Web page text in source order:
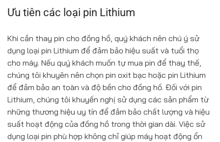
Ưu tiên các loại pin Lithium
Khi cần thay pin cho đồng hồ, quý khách nên chú ý sử
dụng loại pin Lithium để đảm bảo hiệu suất và tuổi thọ
cho máy. Nếu quý khách muốn tự mua pin để thay thế,
chúng tôi khuyên nên chọn pin oxit bạc hoặc pin Lithium
để đảm bảo an toàn và độ bền cho đồng hồ. Đối với pin
Lithium, chúng tôi khuyến nghị sử dụng các sản phẩm từ
những thương hiệu uy tín để đảm bảo chất lượng và hiệu
suất hoạt động của đồng hồ trong thời gian dài. Việc sử
dụng loại pin phù hợp không chỉ giúp máy hoạt động ổn